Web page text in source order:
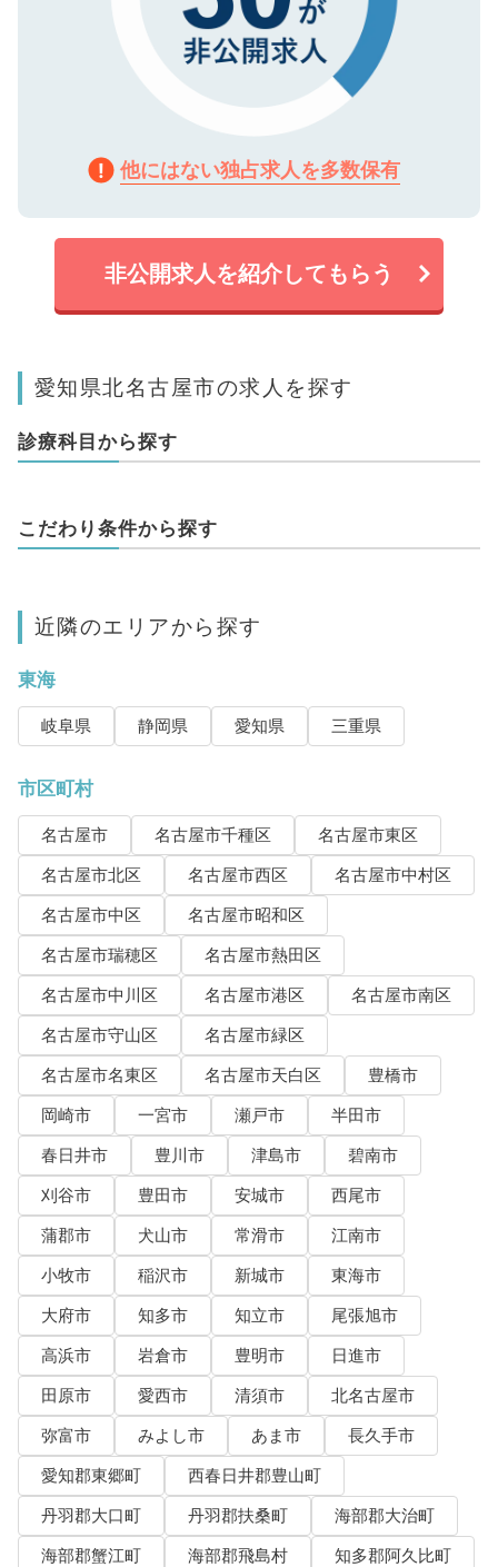
他にはない独占求人を多数保有
非公開求人を紹介してもらう
愛知県北名古屋市の求人を探す
診療科目から探す
こだわり条件から探す
近隣のエリアから探す
東海
岐阜県 静岡県 愛知県 三重県
市区町村
名古屋市 名古屋市千種区
名古屋市東区
名古屋市北区
名古屋市西区
名古屋市中村区
名古屋市中区
名古屋市昭和区
名古屋市瑞穂区
名古屋市熱田区
名古屋市中川区
名古屋市港区
名古屋市南区
名古屋市守山区
名古屋市緑区
名古屋市名東区
名古屋市天白区
豊橋市
岡崎市
一宮市 瀬戸市
半田市
春日井市
豊川市 津島市
碧南市
刈谷市
豊田市 安城市
西尾市
蒲郡市
犬山市 常滑市
江南市
小牧市
稲沢市 新城市
東海市
大府市
知多市 知立市
尾張旭市
高浜市
岩倉市 豊明市
日進市
田原市
愛西市 清須市
北名古屋市
弥富市
みよし市 あま市
長久手市
愛知郡東郷町
西春日井郡豊山町
丹羽郡大口町
丹羽郡扶桑町
海部郡大治町
海部郡蟹江町
海部郡飛島村
知多郡阿久比町